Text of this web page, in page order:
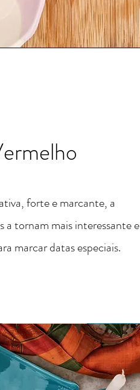
forte e marcante, a
a tornam mais interessante e
marcar datas especiais.